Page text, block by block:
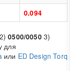
0.094
2)0500/00503)
для
или ED Design Torq